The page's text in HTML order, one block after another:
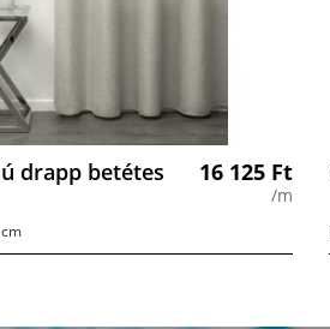
drapp betétes
16 125 Ft
/m